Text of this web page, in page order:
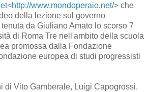
<http://www.mondoperaio.net/> che
della lezione sul governo
da Giuliano Amato lo scorso 7
di Roma Tre nell'ambito della scuola
promossa dalla Fondazione
europea di studi progressisti
di Vito Gamberale, Luigi Capogrossi,